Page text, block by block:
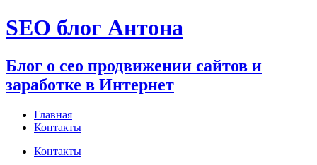
Перейти
к
SEO блог Антона
Блог о сео продвижении сайтов и
заработке в Интернет
Главная
Контакты
Контакты